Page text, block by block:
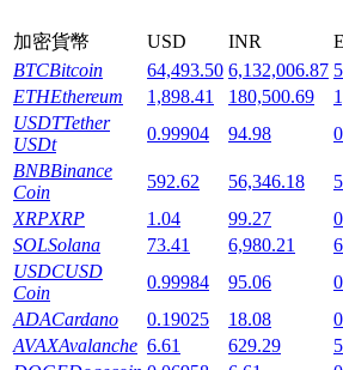
加密貨幣 USD INR
BTCBitcoin 64,493.50 6,132,006.87
ETHEthereum 1,898.41 180,500.69
USDTTether
USDt
0.99904 94.98
BNBBinance
Coin
592.62 56,346.18
XRPXRP 1.04 99.27
SOLSolana 73.41 6,980.21
USDCUSD
Coin
0.99984 95.06
ADACardano 0.19025 18.08
AVAXAvalanche 6.61 629.29